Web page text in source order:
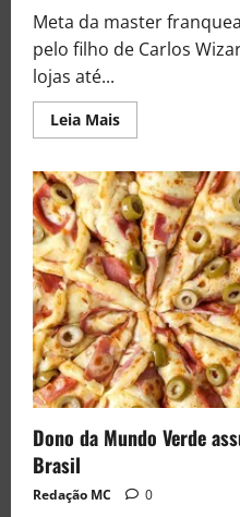
Meta da master
pelo filho de Carlos
lojas até...
Leia Mais
Dono da Mundo Verde
Brasil
Redação MC 0